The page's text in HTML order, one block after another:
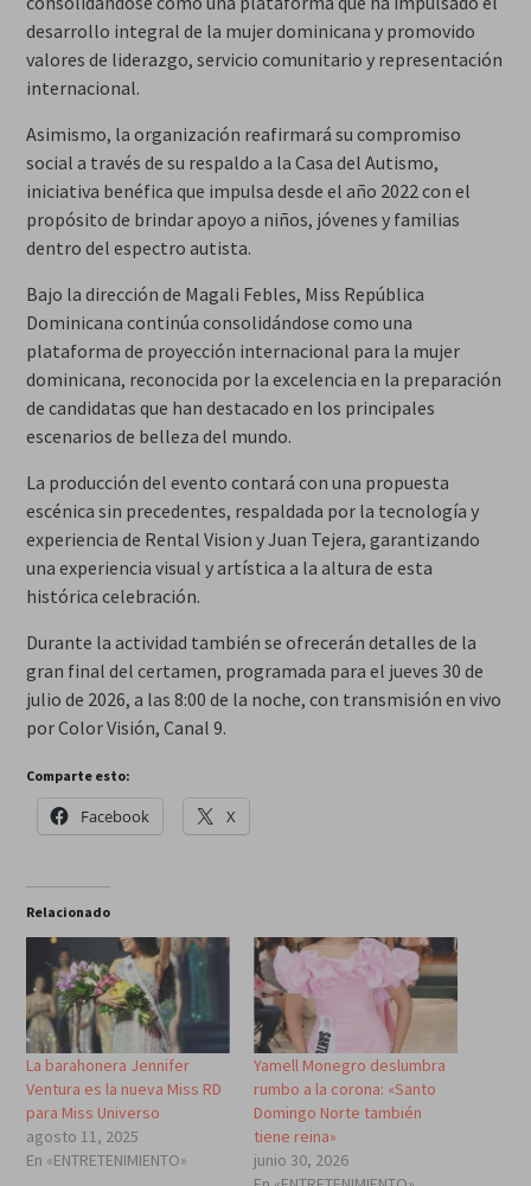
desarrollo integral de la mujer dominicana y promovido
valores de liderazgo, servicio comunitario y representación
internacional.
Asimismo, la organización reafirmará su compromiso
social a través de su respaldo a la Casa del Autismo,
iniciativa benéfica que impulsa desde el año 2022 con el
propósito de brindar apoyo a niños, jóvenes y familias
dentro del espectro autista.
Bajo la dirección de Magali Febles, Miss República
Dominicana continúa consolidándose como una
plataforma de proyección internacional para la mujer
dominicana, reconocida por la excelencia en la preparación
de candidatas que han destacado en los principales
escenarios de belleza del mundo.
La producción del evento contará con una propuesta
escénica sin precedentes, respaldada por la tecnología y
experiencia de Rental Vision y Juan Tejera, garantizando
una experiencia visual y artística a la altura de esta
histórica celebración.
Durante la actividad también se ofrecerán detalles de la
gran final del certamen, programada para el jueves 30 de
julio de 2026, a las 8:00 de la noche, con transmisión en vivo
por Color Visión, Canal 9.
Comparte esto:
Facebook X
Relacionado
La barahonera Jennifer
Ventura es la nueva Miss RD
para Miss Universo
agosto 11, 2025
En «ENTRETENIMIENTO»
Yamell Monegro deslumbra
rumbo a la corona: «Santo
Domingo Norte también
tiene reina»
junio 30, 2026